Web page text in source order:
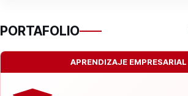
PORTAFOLIO
APRENDIZAJE EMPRESARIAL